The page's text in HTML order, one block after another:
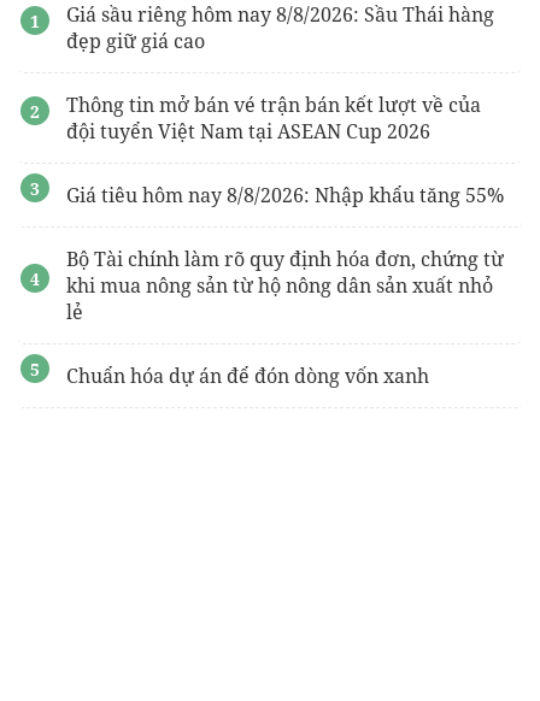
Giá sầu riêng hôm nay 8/8/2026: Sầu Thái hàng
đẹp giữ giá cao
Thông tin mở bán vé trận bán kết lượt về của
đội tuyển Việt Nam tại ASEAN Cup 2026
Giá tiêu hôm nay 8/8/2026: Nhập khẩu tăng 55%
Bộ Tài chính làm rõ quy định hóa đơn, chứng từ
khi mua nông sản từ hộ nông dân sản xuất nhỏ
lẻ
Chuẩn hóa dự án để đón dòng vốn xanh